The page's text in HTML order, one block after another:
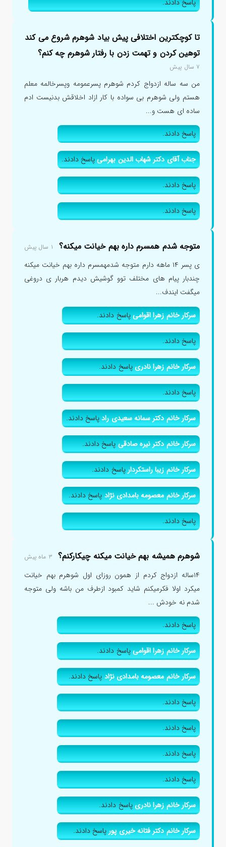
پاسخ دادند.
تا کوچکترین اختلافی پیش بیاد شوهرم شروع می کند
توهین کردن و تهمت زدن با رفتار شوهرم چه کنم؟
۷ سال پیش
من سه ساله ازدواج کردم شوهرم پسرعمومه وپسرخالمه معلم
هستم ولی شوهرم بی سواده با کار ازاد اخلاقش بدنیست ادم
ساده ای هست و...
پاسخ دادند.
جناب آقای دکتر شهاب الدین بهرامیپاسخ دادند.
پاسخ دادند.
پاسخ دادند.
متوجه شدم همسرم داره بهم خیانت میکنه؟ ۱ سال پیش
ی پسر ۱۴ ماهه دارم متوجه شدمهمسرم داره بهم خیانت میکنه
چندبار پیام های مختلف توو گوشیش دیدم هربار ی دروغی
میگفت ایندف...
سرکار خانم زهرا اقوامیپاسخ دادند.
پاسخ دادند.
سرکار خانم زهرا نادریپاسخ دادند.
پاسخ دادند.
سرکار خانم دکتر سمانه سعیدی رادپاسخ دادند.
سرکار خانم دکتر نیره صادقیپاسخ دادند.
سرکار خانم زیبا راستکردارپاسخ دادند.
سرکار خانم معصومه بامدادی نژادپاسخ دادند.
پاسخ دادند.
شوهرم همیشه بهم خیانت میکنه چیکارکنم؟ ۳ ماه پیش
۱۴ساله ازدواج کردم از همون روزای اول شوهرم بهم خیانت
میکرد اولا فکرمیکنم شاید کمبود ازطرف من باشه ولی متوجه
شدم نه خودش ...
پاسخ دادند.
سرکار خانم زهرا اقوامیپاسخ دادند.
سرکار خانم معصومه بامدادی نژادپاسخ دادند.
پاسخ دادند.
پاسخ دادند.
پاسخ دادند.
پاسخ دادند.
سرکار خانم زهرا نادریپاسخ دادند.
سرکار خانم دکتر فتانه خیری پورپاسخ دادند.